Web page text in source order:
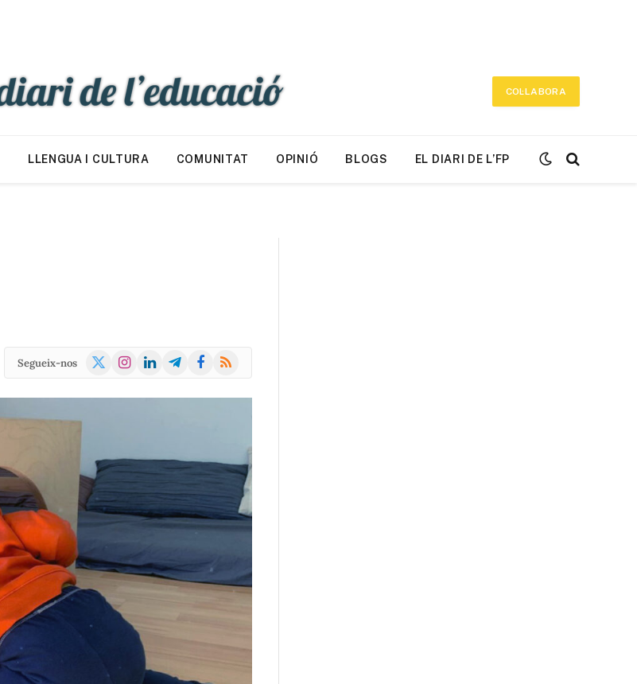
COL·LABORA
LLENGUA I CULTURA COMUNITAT OPINIÓ BLOGS EL DIARI DE L’FP
Segueix-nos
X
Instagram
LinkedInTelegramFacebook
RSS